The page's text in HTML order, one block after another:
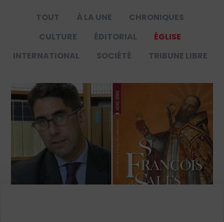
TOUT À LA UNE
CHRONIQUES
CULTURE
ÉDITORIAL
ÉGLISE
INTERNATIONAL
SOCIÉTÉ TRIBUNE LIBRE